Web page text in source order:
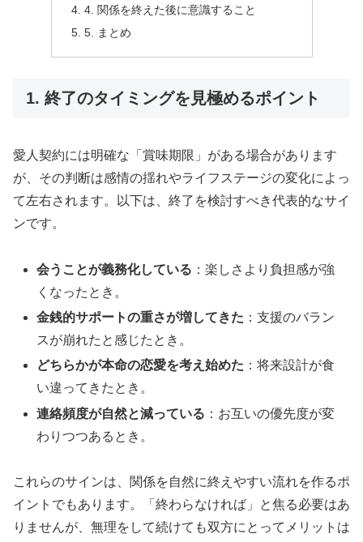
4. 関係を終えた後に意識すること
5. まとめ
1. 終了のタイミングを見極めるポイント
愛人契約には明確な「賞味期限」がある場合があります
が、その判断は感情の揺れやライフステージの変化によっ
て左右されます。以下は、終了を検討すべき代表的なサイ
ンです。
会うことが義務化している ：楽しさより負担感が強
くなったとき。
金銭的サポートの重さが増してきた ：支援のバラン
スが崩れたと感じたとき。
どちらかが本命の恋愛を考え始めた ：将来設計が食
い違ってきたとき。
連絡頻度が自然と減っている ：お互いの優先度が変
わりつつあるとき。
これらのサインは、関係を自然に終えやすい流れを作るポ
イントでもあります。「終わらなければ」と焦る必要はあ
りませんが、無理をして続けても双方にとってメリットは